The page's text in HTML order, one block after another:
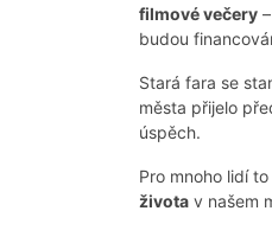
filmové večery
budou
Stará fara se
města přijelo
úspěch.
Pro mnoho lidí
života v našem